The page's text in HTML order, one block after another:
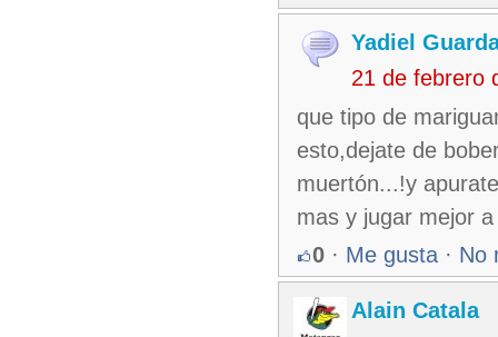
Yadiel
21 de febrero
que tipo de
esto,dejate de
muertón...!y
mas y jugar mejor
0 · Me gusta · No
Alain Catala